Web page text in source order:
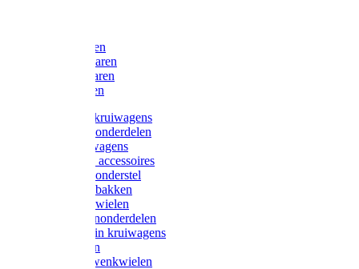
Snoeischaren
Heggenscharen
Takkenscharen
Snoeimessen
Landbouwkruiwagens
Kruiwagenonderdelen
Bouwkruiwagens
Kruiwagen accessoires
Kruiwagenonderstel
Kruiwagenbakken
Kruiwagenwielen
Steekwagenonderdelen
Huis en Tuin kruiwagens
Steekwagen
Bok- en Zwenkwielen